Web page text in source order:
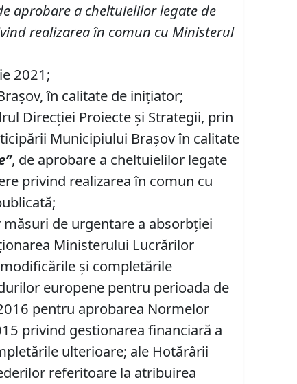
aprobare a cheltuielilor legate de
realizarea în comun cu Ministerul
2021;
în calitate de inițiator;
Direcției Proiecte și Strategii, prin
Municipiului Braşov în calitate
, de aprobare a cheltuielilor legate
privind realizarea în comun cu
de urgentare a absorbției
Ministerului Lucrărilor
și completările
europene pentru perioada de
pentru aprobarea Normelor
privind gestionarea financiară a
ulterioare; ale Hotărârii
referitoare la atribuirea